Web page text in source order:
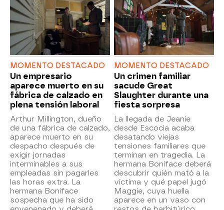
MOMENTO DESTACADO
Un empresario
aparece muerto en su
fábrica de calzado en
plena tensión laboral
Arthur Millington, dueño
de una fábrica de calzado,
aparece muerto en su
despacho después de
exigir jornadas
interminables a sus
empleadas sin pagarles
las horas extra. La
hermana Boniface
sospecha que ha sido
MOMENTO DESTACADO
Un crimen familiar
sacude Great
Slaughter durante una
fiesta sorpresa
La llegada de Jeanie
desde Escocia acaba
desatando viejas
tensiones familiares que
terminan en tragedia. La
hermana Boniface deberá
descubrir quién mató a la
víctima y qué papel jugó
Maggie, cuya huella
aparece en un vaso con